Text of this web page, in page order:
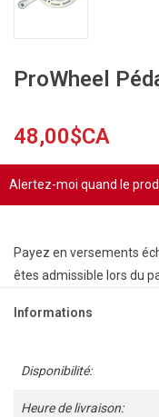
ProWheel
48,00$CA
Alertez-moi quand le
Payez en versements
êtes admissible lors du
Informations
Disponibilité:
Heure de livraison: